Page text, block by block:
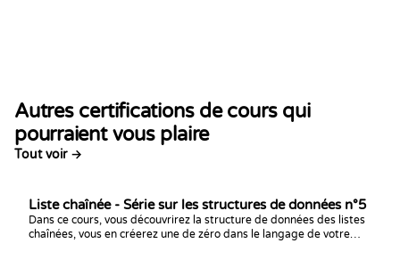
Autres certifications de cours qui
pourraient vous plaire
Tout voir →
Liste chaînée - Série sur les structures de données n°5
Dans ce cours, vous découvrirez la structure de données des listes
chaînées, vous en créerez une de zéro dans le langage de votre